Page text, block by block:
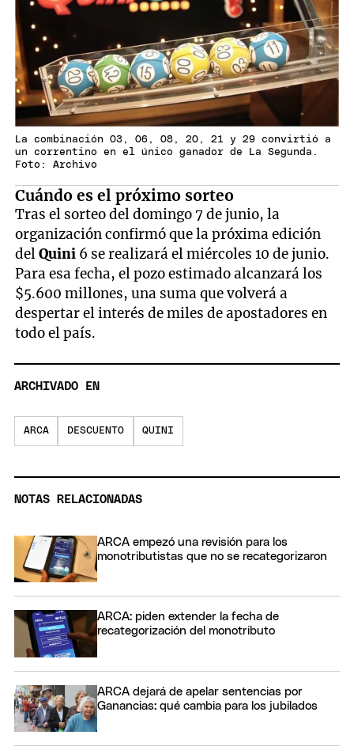
La combinación 03, 06, 08, 20, 21 y 29 convirtió a
un correntino en el único ganador de La Segunda.
Foto: Archivo
Cuándo es el próximo sorteo
Tras el sorteo del domingo 7 de junio, la
organización confirmó que la próxima edición
delQuini 6 se realizará el miércoles 10 de junio.
Para esa fecha, el pozo estimado alcanzará los
$5.600 millones, una suma que volverá a
despertar el interés de miles de apostadores en
todo el país.
ARCHIVADO EN
ARCA DESCUENTO QUINI
NOTAS RELACIONADAS
ARCA empezó una revisión para los
monotributistas que no se recategorizaron
ARCA: piden extender la fecha de
recategorización del monotributo
ARCA dejará de apelar sentencias por
Ganancias: qué cambia para los jubilados